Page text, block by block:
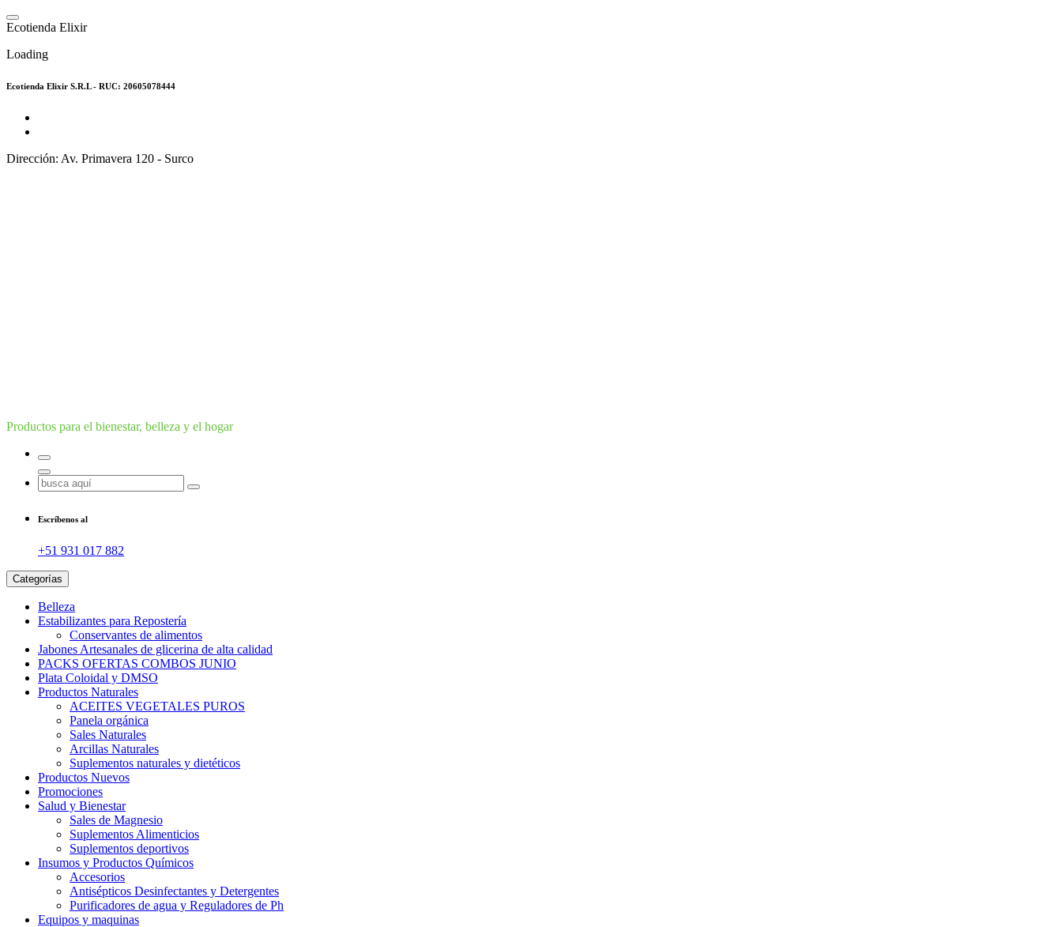
Saltar
al
Ecotienda Elixir
Loading
Ecotienda Elixir S.R.L - RUC: 20605078444
Dirección: Av. Primavera 120 - Surco
Productos para el bienestar, belleza y el hogar
Buscar:
Escríbenos al
+51 931 017 882
Categorías
Belleza
Estabilizantes para Repostería
Conservantes de alimentos
Jabones Artesanales de glicerina de alta calidad
PACKS OFERTAS COMBOS JUNIO
Plata Coloidal y DMSO
Productos Naturales
ACEITES VEGETALES PUROS
Panela orgánica
Sales Naturales
Arcillas Naturales
Suplementos naturales y dietéticos
Productos Nuevos
Promociones
Salud y Bienestar
Sales de Magnesio
Suplementos Alimenticios
Suplementos deportivos
Insumos y Productos Químicos
Accesorios
Antisépticos Desinfectantes y Detergentes
Purificadores de agua y Reguladores de Ph
Equipos y maquinas